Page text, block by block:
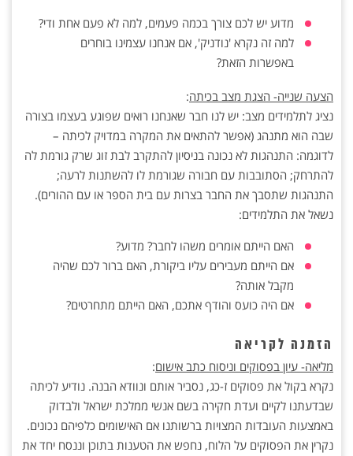
מדוע יש לכם צורך בכמה פעמים, למה לא פעם אחת ודי?
למה זה נקרא 'נודניק', אם אנחנו עצמינו בוחרים
באפשרות הזאת?
הצעה שנייה- הצגת מצב בכיתה:
נציג לתלמידים מצב: יש לנו חבר שאנחנו רואים שפוגע בעצמו בצורה
שבה הוא מתנהג (אפשר להתאים את המקרה במדויק לכיתה –
לדוגמה: התנהגות לא נכונה בניסיון להתקרב לבת זוג שרק גורמת לה
להתרחק; הסתובבות עם חבורה שגורמת לו להשתנות לרעה;
התנהגות שתסבך את החבר בצרות עם בית הספר או עם ההורים).
נשאל את התלמידים:
האם הייתם אומרים משהו לחבר? מדוע?
אם הייתם מעבירים עליו ביקורת, האם ברור לכם שהיה
מקבל אותה?
אם היה כועס והודף אתכם, האם הייתם מתחרטים?
הזמנה לקריאה
מליאה- עיון בפסוקים וניסוח כתב אישום:
נקרא בקול את פסוקים ז-כג, נסביר אותם ונוודא הבנה. נודיע לכיתה
שבדעתנו לקיים ועדת חקירה בשם אנשי ממלכת ישראל ולבדוק
באמצעות העובדות המצויות ברשותנו אם האישומים כלפיהם נכונים.
נקרין את הפסוקים על הלוח, נחפש את הטענות בתוכן וננסח יחד את